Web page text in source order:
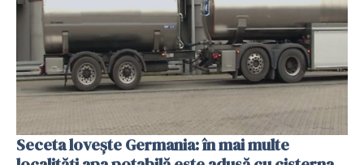
Seceta lovește Germania: în mai multe